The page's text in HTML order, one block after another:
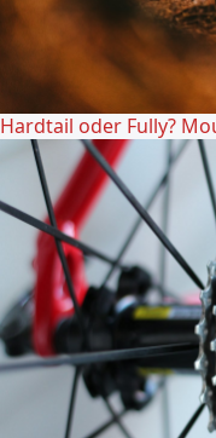
Hardtail oder Fully?